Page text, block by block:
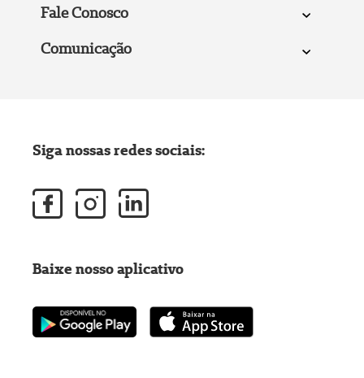
Fale Conosco
Comunicação
Siga nossas redes sociais:
Baixe nosso aplicativo